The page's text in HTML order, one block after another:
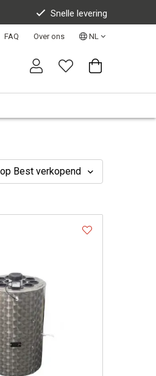
Snelle levering
FAQ Over ons NL